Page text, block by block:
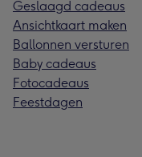
Geslaagd cadeaus
Ansichtkaart maken
Ballonnen versturen
Baby cadeaus
Fotocadeaus
Feestdagen